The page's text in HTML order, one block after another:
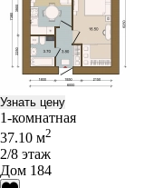
Узнать цену
1-комнатная
37.10 м2
2/8 этаж
Дом 184